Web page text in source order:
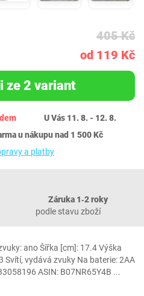
405 Kč
od 119 Kč
ze 2 variant
U Vás 11. 8. - 12. 8.
u nákupu nad 1 500 Kč
a platby
Záruka 1‐2 roky
podle stavu zboží
ano Šířka [cm]: 17.4 Výška
Svítí, vydává zvuky Na baterie: 2AA
ASIN: B07NR65Y4B ...